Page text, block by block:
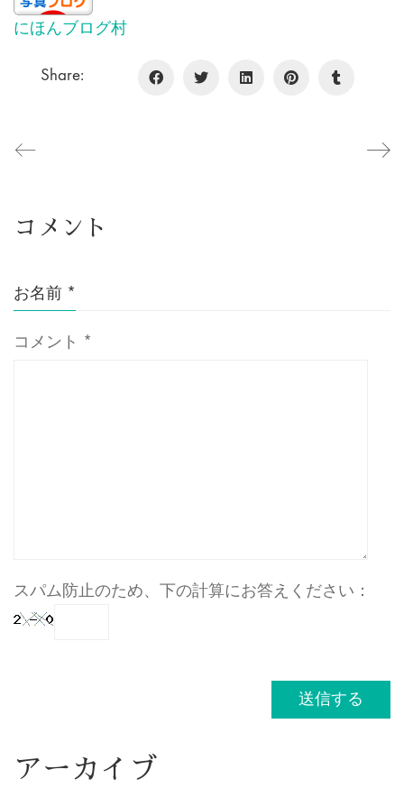
にほんブログ村
Share:
コメント
お名前 *
コメント *
スパム防止のため、下の計算にお答えください：
アーカイブ